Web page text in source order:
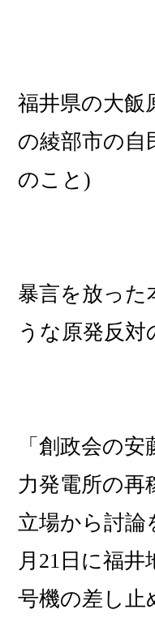
福井県の大飯
の綾部市の自
のこと)
暴言を放った
うな原発反
「創政会の
力発電所の
立場から討論
月21日に福
号機の差し止